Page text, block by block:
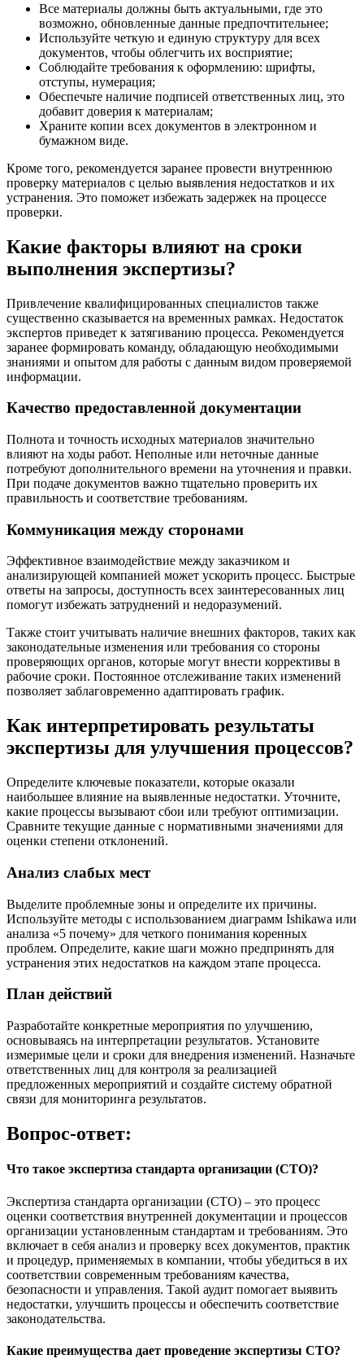
Все материалы должны быть актуальными, где это
возможно, обновленные данные предпочтительнее;
Используйте четкую и единую структуру для всех
документов, чтобы облегчить их восприятие;
Соблюдайте требования к оформлению: шрифты,
отступы, нумерация;
Обеспечьте наличие подписей ответственных лиц, это
добавит доверия к материалам;
Храните копии всех документов в электронном и
бумажном виде.
Кроме того, рекомендуется заранее провести внутреннюю
проверку материалов с целью выявления недостатков и их
устранения. Это поможет избежать задержек на процессе
проверки.
Какие факторы влияют на сроки
выполнения экспертизы?
Привлечение квалифицированных специалистов также
существенно сказывается на временных рамках. Недостаток
экспертов приведет к затягиванию процесса. Рекомендуется
заранее формировать команду, обладающую необходимыми
знаниями и опытом для работы с данным видом проверяемой
информации.
Качество предоставленной документации
Полнота и точность исходных материалов значительно
влияют на ходы работ. Неполные или неточные данные
потребуют дополнительного времени на уточнения и правки.
При подаче документов важно тщательно проверить их
правильность и соответствие требованиям.
Коммуникация между сторонами
Эффективное взаимодействие между заказчиком и
анализирующей компанией может ускорить процесс. Быстрые
ответы на запросы, доступность всех заинтересованных лиц
помогут избежать затруднений и недоразумений.
Также стоит учитывать наличие внешних факторов, таких как
законодательные изменения или требования со стороны
проверяющих органов, которые могут внести коррективы в
рабочие сроки. Постоянное отслеживание таких изменений
позволяет заблаговременно адаптировать график.
Как интерпретировать результаты
экспертизы для улучшения процессов?
Определите ключевые показатели, которые оказали
наибольшее влияние на выявленные недостатки. Уточните,
какие процессы вызывают сбои или требуют оптимизации.
Сравните текущие данные с нормативными значениями для
оценки степени отклонений.
Анализ слабых мест
Выделите проблемные зоны и определите их причины.
Используйте методы с использованием диаграмм Ishikawa или
анализа «5 почему» для четкого понимания коренных
проблем. Определите, какие шаги можно предпринять для
устранения этих недостатков на каждом этапе процесса.
План действий
Разработайте конкретные мероприятия по улучшению,
основываясь на интерпретации результатов. Установите
измеримые цели и сроки для внедрения изменений. Назначьте
ответственных лиц для контроля за реализацией
предложенных мероприятий и создайте систему обратной
связи для мониторинга результатов.
Вопрос-ответ:
Что такое экспертиза стандарта организации (СТО)?
Экспертиза стандарта организации (СТО) – это процесс
оценки соответствия внутренней документации и процессов
организации установленным стандартам и требованиям. Это
включает в себя анализ и проверку всех документов, практик
и процедур, применяемых в компании, чтобы убедиться в их
соответствии современным требованиям качества,
безопасности и управления. Такой аудит помогает выявить
недостатки, улучшить процессы и обеспечить соответствие
законодательства.
Какие преимущества дает проведение экспертизы СТО?